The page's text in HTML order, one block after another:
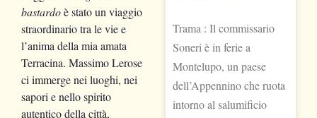
bastardoè stato un viaggio
straordinario tra le vie e
l’anima della mia amata
Terracina. Massimo Lerose
ci immerge nei luoghi, nei
sapori e nello spirito
autentico della città,
Trama : Il commissario
Soneri è in ferie a
Montelupo, un paese
dell’Appennino che ruota
intorno al salumificio